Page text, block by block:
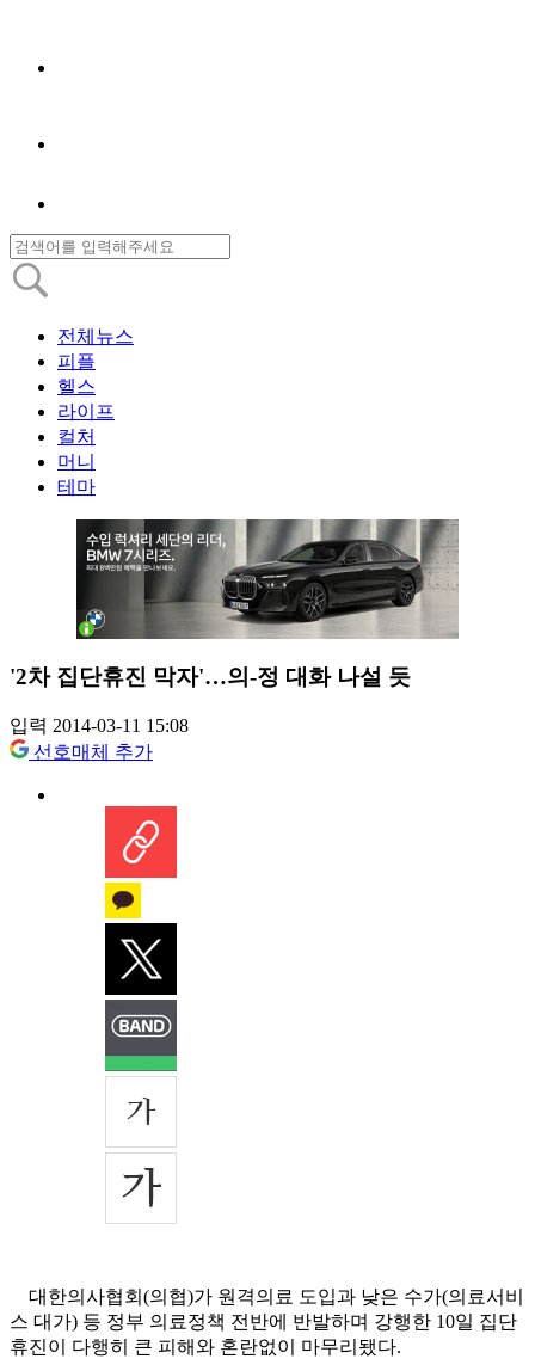
전체뉴스
피플
헬스
라이프
컬처
머니
테마
'2차 집단휴진 막자'…의-정 대화 나설 듯
입력 2014-03-11 15:08
선호매체 추가
대한의사협회(의협)가 원격의료 도입과 낮은 수가(의료서비
스 대가) 등 정부 의료정책 전반에 반발하며 강행한 10일 집단
휴진이 다행히 큰 피해와 혼란없이 마무리됐다.